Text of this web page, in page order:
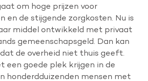
om hoge prijzen voor
en de stijgende zorgkosten. Nu is
middel ontwikkeld met privaat
gemeenschapsgeld. Dan kan
de overheid niet thuis geeft.
een goede plek krijgen in de
honderdduizenden mensen met